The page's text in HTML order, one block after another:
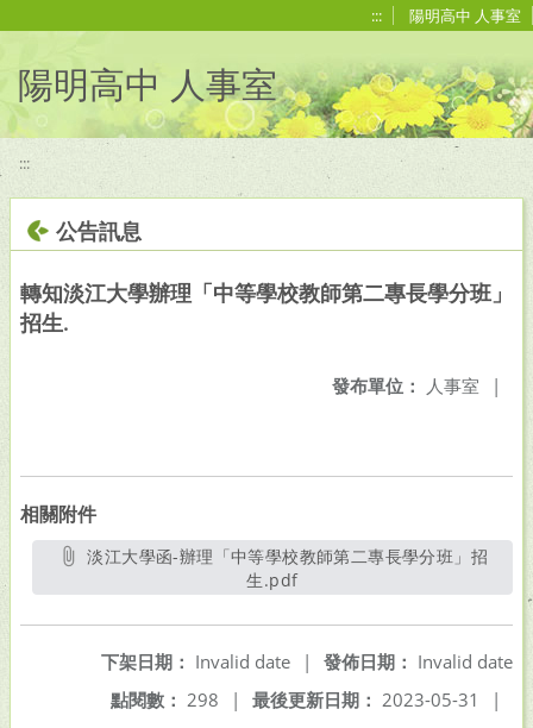
::: 陽明高中 人事室
陽明高中 人事室
:::
公告訊息
轉知淡江大學辦理「中等學校教師第二專長學分班」
招生.
發布單位： 人事室 |
相關附件
淡江大學函-辦理「中等學校教師第二專長學分班」招
生.pdf另開新視窗
發佈日期： Invalid date
下架日期： Invalid date
|
最後更新日期： 2023-05-31 |
點閱數： 298 |